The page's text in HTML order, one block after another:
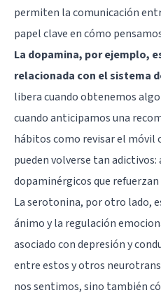
permiten la comunicación
papel clave en cómo
La dopamina, por ejemplo,
relacionada con el sistema
libera cuando obtenemos
cuando anticipamos una
hábitos como revisar el
pueden volverse tan
dopaminérgicos que
Laserotonina, por otro lado,
ánimo y la regulación
asociado con depresión y
entre estos y otros
nos sentimos, sino también